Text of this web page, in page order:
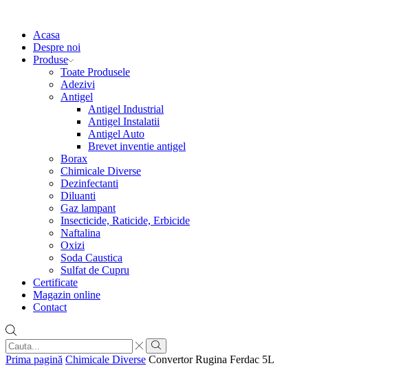
Acasa
Despre noi
Produse
Toate Produsele
Adezivi
Antigel
Antigel Industrial
Antigel Instalatii
Antigel Auto
Brevet inventie antigel
Borax
Chimicale Diverse
Dezinfectanti
Diluanti
Gaz lampant
Insecticide, Raticide, Erbicide
Naftalina
Oxizi
Soda Caustica
Sulfat de Cupru
Certificate
Magazin online
Contact
Search
input
Search
Prima pagină Chimicale Diverse Convertor Rugina Ferdac 5L